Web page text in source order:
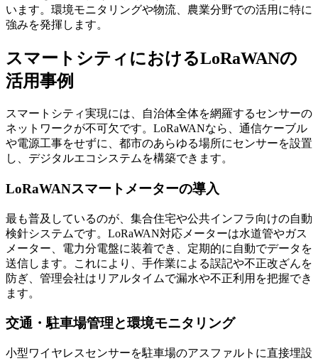
います。環境モニタリングや物流、農業分野での活用に特に
強みを発揮します。
スマートシティにおけるLoRaWANの
活用事例
スマートシティ実現には、自治体全体を網羅するセンサーの
ネットワークが不可欠です。LoRaWANなら、通信ケーブル
や電源工事をせずに、都市のあらゆる場所にセンサーを設置
し、デジタルエコシステムを構築できます。
LoRaWANスマートメーターの導入
最も普及しているのが、集合住宅や公共インフラ向けの自動
検針システムです。LoRaWAN対応メーターは水道管やガス
メーター、電力分電盤に装着でき、定期的に自動でデータを
送信します。これにより、手作業による誤記や不正改ざんを
防ぎ、管理会社はリアルタイムで漏水や不正利用を把握でき
ます。
交通・駐車場管理と環境モニタリング
小型ワイヤレスセンサーを駐車場のアスファルトに直接埋設